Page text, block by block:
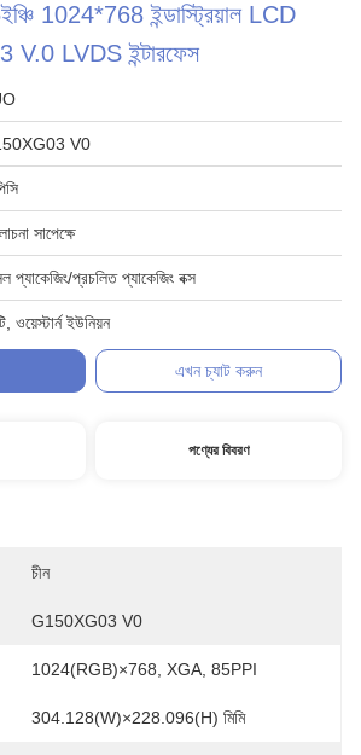
1024*768 ইন্ডাস্ট্রিয়াল LCD
V.0 LVDS ইন্টারফেস
V0
সাপেক্ষে
প্যাকেজিং/প্রচলিত প্যাকেজিং বক্স
ওয়েস্টার্ন ইউনিয়ন
এখন চ্যাট করুন
পণ্যের বিবরণ
চীন
G150XG03 V0
1024(RGB)×768, XGA, 85PPI
304.128(W)×228.096(H) মিমি